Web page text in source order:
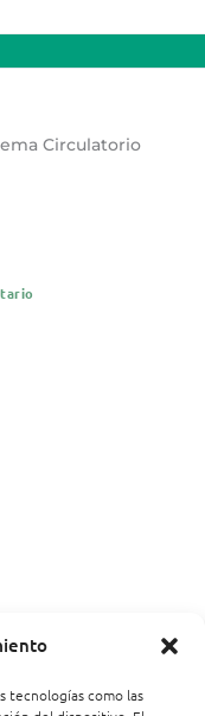
tecnologías como las
Circulatorio